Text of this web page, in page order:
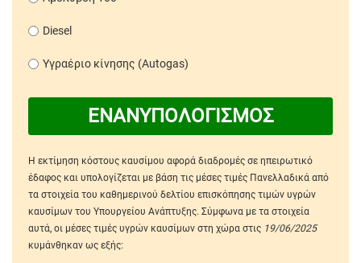
Diesel
Υγραέριο κίνησης (Autogas)
ΕΝΑΝΥΠΟΛΟΓΙΣΜΟΣ
Η εκτίμηση κόστους καυσίμου αφορά διαδρομές σε ηπειρωτικό
έδαφος και υπολογίζεται με βάση τις μέσες τιμές Πανελλαδικά από
τα στοιχεία του καθημερινού δελτίου επισκόπησης τιμών υγρών
καυσίμων του Υπουργείου Ανάπτυξης. Σύμφωνα με τα στοιχεία
αυτά, οι μέσες τιμές υγρών καυσίμων στη χώρα στις 19/06/2025
κυμάνθηκαν ως εξής: